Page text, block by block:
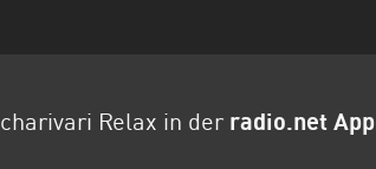
charivari Relax in der radio.net App